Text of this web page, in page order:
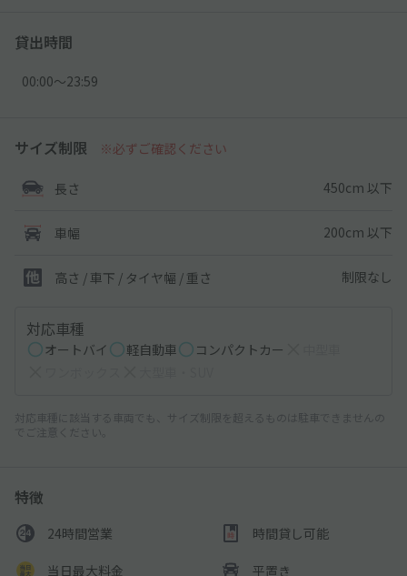
貸出時間
00:00〜23:59
サイズ制限 ※必ずご確認ください
長さ 450cm 以下
車幅 200cm 以下
高さ / 車下 / タイヤ幅 / 重さ 制限なし
対応車種
オートバイ 軽自動車 コンパクトカー
対応車種に該当する車両でも、サイズ制限を超えるものは駐車できませんの
でご注意ください。
特徴
24時間営業 時間貸し可能
当日最大料金 平置き